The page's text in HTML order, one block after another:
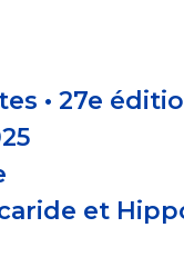
• 27e
et